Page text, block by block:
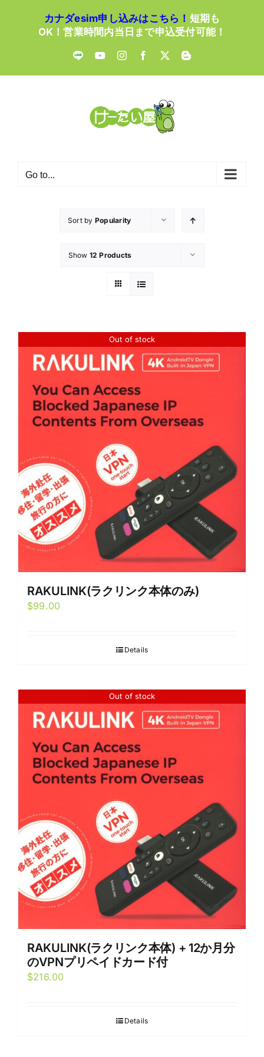
カナダesim申し込みはこちら！ 短期も
OK！営業時間内当日まで申込受付可能！
LINE YouTubeInstagramFacebook
X Blogger
Go to...
Sort by Popularity
Show 12 Products
Out of stock
RAKULINK(ラクリンク本体のみ)
$99.00
Details
Out of stock
RAKULINK(ラクリンク本体) + 12か月分
のVPNプリペイドカード付
$216.00
Details